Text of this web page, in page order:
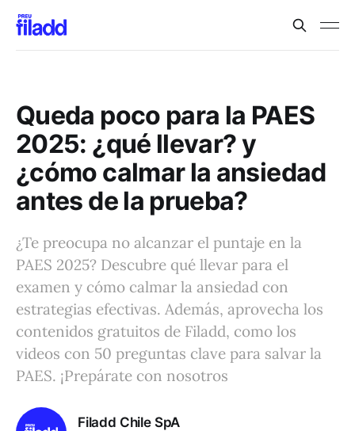
Queda poco para la PAES
2025: ¿qué llevar? y
¿cómo calmar la ansiedad
antes de la prueba?
¿Te preocupa no alcanzar el puntaje en la
PAES 2025? Descubre qué llevar para el
examen y cómo calmar la ansiedad con
estrategias efectivas. Además, aprovecha los
contenidos gratuitos de Filadd, como los
videos con 50 preguntas clave para salvar la
PAES. ¡Prepárate con nosotros
Filadd Chile SpA